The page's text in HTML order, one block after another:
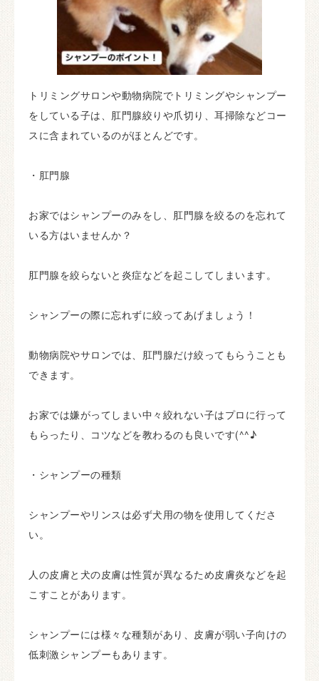
トリミングサロンや動物病院でトリミングやシャンプー
をしている子は、肛門腺絞りや爪切り、耳掃除などコー
スに含まれているのがほとんどです。
・肛門腺
お家ではシャンプーのみをし、肛門腺を絞るのを忘れて
いる方はいませんか？
肛門腺を絞らないと炎症などを起こしてしまいます。
シャンプーの際に忘れずに絞ってあげましょう！
動物病院やサロンでは、肛門腺だけ絞ってもらうことも
できます。
お家では嫌がってしまい中々絞れない子はプロに行って
もらったり、コツなどを教わるのも良いです(^^♪
・シャンプーの種類
シャンプーやリンスは必ず犬用の物を使用してくださ
い。
人の皮膚と犬の皮膚は性質が異なるため皮膚炎などを起
こすことがあります。
シャンプーには様々な種類があり、皮膚が弱い子向けの
低刺激シャンプーもあります。